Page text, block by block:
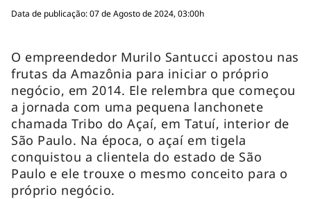
Data de publicação: 07 de Agosto de 2024, 03:00h
O empreendedor Murilo Santucci apostou nas
frutas da Amazônia para iniciar o próprio
negócio, em 2014. Ele relembra que começou
a jornada com uma pequena lanchonete
chamada Tribo do Açaí, em Tatuí, interior de
São Paulo. Na época, o açaí em tigela
conquistou a clientela do estado de São
Paulo e ele trouxe o mesmo conceito para o
próprio negócio.